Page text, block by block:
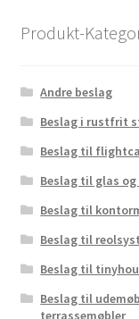
Produkt-
Andre beslag
Beslag i rustfrit
Beslag til
Beslag til glas og
Beslag til
Beslag til
Beslag til
Beslag til
terrassemøbler